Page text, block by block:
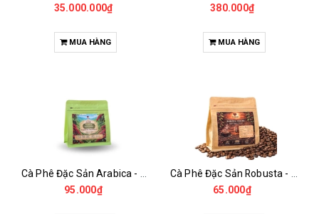
35.000.000₫
MUA HÀNG
380.000₫
MUA HÀNG
95.000₫
65.000₫